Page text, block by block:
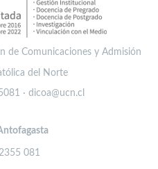
de Comunicaciones y Admisión
del Norte
· dicoa@ucn.cl
081